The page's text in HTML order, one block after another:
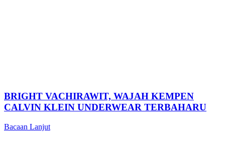
BRIGHT VACHIRAWIT, WAJAH KEMPEN
CALVIN KLEIN UNDERWEAR TERBAHARU
Bacaan Lanjut